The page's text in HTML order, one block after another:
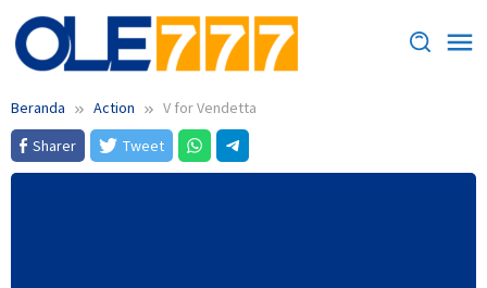
Loncat
ke
konten
Beranda Action
V for Vendetta
Sharer
Tweet